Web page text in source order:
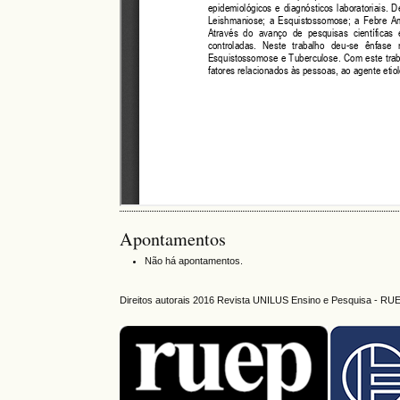
Apontamentos
Não há apontamentos.
Direitos autorais 2016 Revista UNILUS Ensino e Pesquisa -